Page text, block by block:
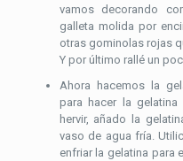
vamos decorando
galleta molida por
otras gominolas rojas
Y por último rallé un
Ahora hacemos la
para hacer la
hervir, añado la
vaso de agua fría.
enfriar la gelatina para